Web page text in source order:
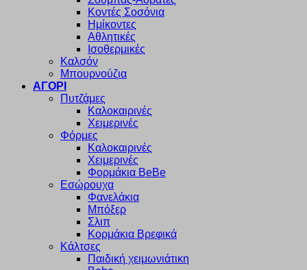
Κοντές Σοσόνια
Ημίκοντες
Αθλητικές
Ισοθερμικές
Καλσόν
Μπουρνούζια
ΑΓΟΡΙ
Πυτζάμες
Καλοκαιρινές
Χειμερινές
Φόρμες
Καλοκαιρινές
Χειμερινές
Φορμάκια BeBe
Εσώρουχα
Φανελάκια
Μπόξερ
Σλιπ
Κορμάκια Βρεφικά
Κάλτσες
Παιδική χειμωνιάτικη